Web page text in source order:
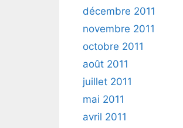
décembre 2011
novembre 2011
octobre 2011
août 2011
juillet 2011
mai 2011
avril 2011